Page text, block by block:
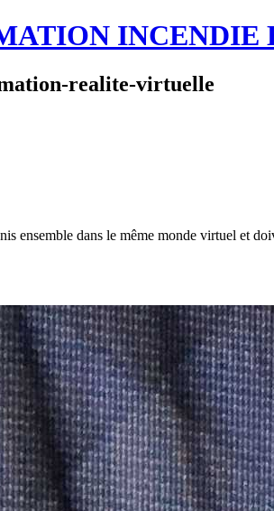
realite-virtuelle
ensemble dans le même monde virtuel et